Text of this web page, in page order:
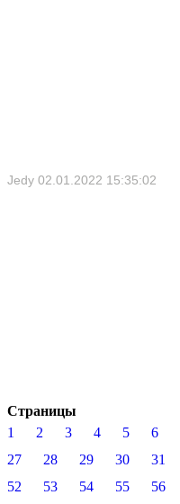
Jedy 02.01.2022 15:35:02
Страницы
1
2 3 4 5 6
27
28 29 30 31
52
53 54 55 56